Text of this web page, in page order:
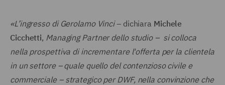
«L’ingresso di Gerolamo Vinci– dichiara Michele
Cicchetti, Managing Partner dello studio – si colloca
nella prospettiva di incrementare l'offerta per la clientela
in un settore – quale quello del contenzioso civile e
commerciale – strategico per DWF, nella convinzione che